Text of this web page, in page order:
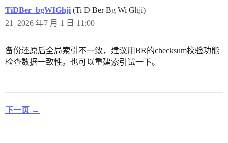
TiDBer_bgWIGhji (Ti D Ber Bg Wi Ghji)
2026 年7 月 1 日 11:00
21
备份还原后全局索引不一致，建议用BR的checksum校验功能
检查数据一致性。也可以重建索引试一下。
下一页 →